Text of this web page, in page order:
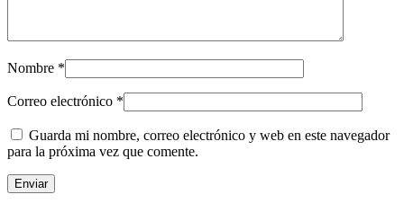
Nombre *
Correo electrónico *
Guarda mi nombre, correo electrónico y web en este navegador
para la próxima vez que comente.